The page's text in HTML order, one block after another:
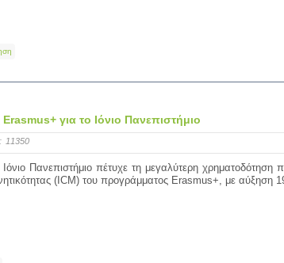
για το Ιόνιο Πανεπιστήμιο
11350
Πανεπιστήμιο πέτυχε τη μεγαλύτερη χρηματοδότηση
(ICM) του προγράμματος Erasmus+, με αύξηση